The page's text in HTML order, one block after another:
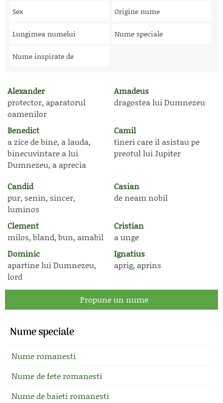
Sex Origine nume
Lungimea numelui Nume speciale
Nume inspirate de
Alexander
protector, aparatorul
oamenilor
Amadeus
dragostea lui Dumnezeu
Benedict
a zice de bine, a lauda,
binecuvintare a lui
Dumnezeu, a aprecia
Camil
tineri care il asistau pe
preotul lui Jupiter
Candid
pur, senin, sincer,
luminos
Casian
de neam nobil
Clement
milos, bland, bun, amabil
Cristian
a unge
Dominic
apartine lui Dumnezeu,
lord
Ignatius
aprig, aprins
Propune un nume
Nume speciale
Nume romanesti
Nume de fete romanesti
Nume de baieti romanesti